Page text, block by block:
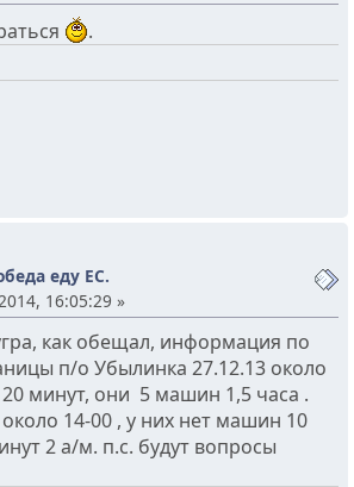
.
еду ЕС.
16:05:29 »
как обещал, информация по
п/о Убылинка 27.12.13 около
минут, они 5 машин 1,5 часа .
14-00 , у них нет машин 10
2 а/м. п.с. будут вопросы